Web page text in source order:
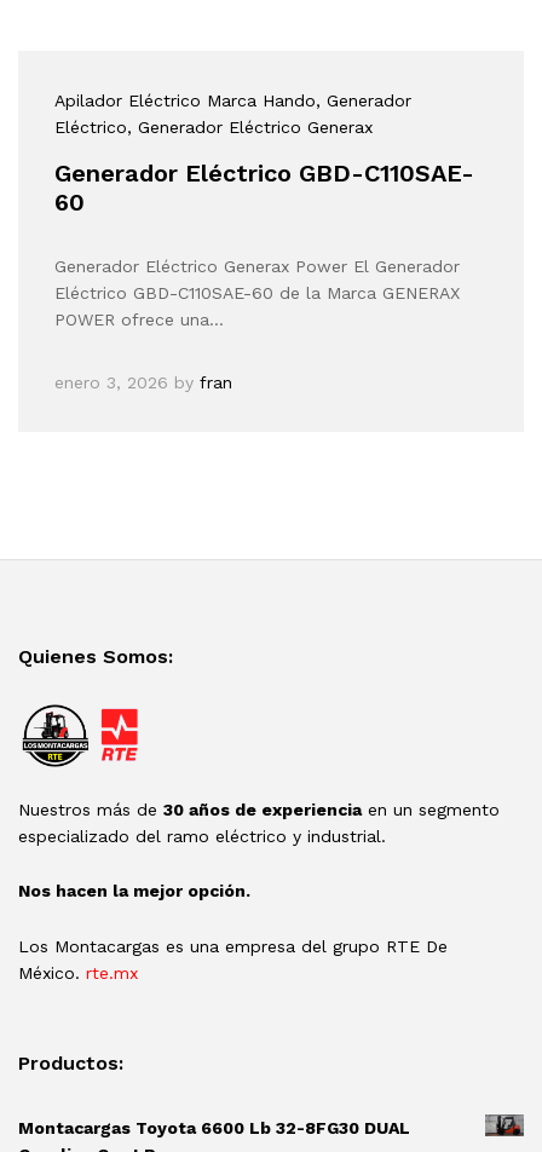
Apilador Eléctrico Marca Hando, Generador
Eléctrico, Generador Eléctrico Generax
Generador Eléctrico GBD-C110SAE-
60
Generador Eléctrico Generax Power El Generador
Eléctrico GBD-C110SAE-60 de la Marca GENERAX
POWER ofrece una…
enero 3, 2026 by fran
Quienes Somos:
Nuestros más de 30 años de experienciaen un segmento
especializado del ramo eléctrico y industrial.
Nos hacen la mejor opción.
Los Montacargas es una empresa del grupo RTE De
México. rte.mx
Productos:
Montacargas Toyota 6600 Lb 32-8FG30 DUAL